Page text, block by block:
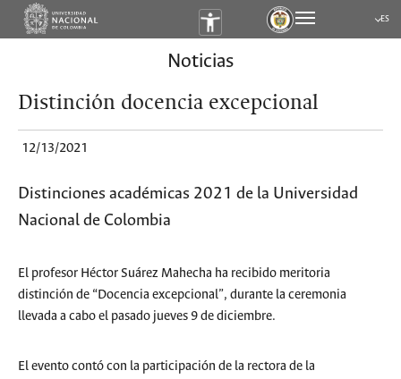
ES
Noticias
Distinción docencia excepcional
12/13/2021
Distinciones académicas 2021 de la Universidad
Nacional de Colombia
El profesor Héctor Suárez Mahecha ha recibido meritoria
distinción de “Docencia excepcional”, durante la ceremonia
llevada a cabo el pasado jueves 9 de diciembre.
El evento contó con la participación de la rectora de la